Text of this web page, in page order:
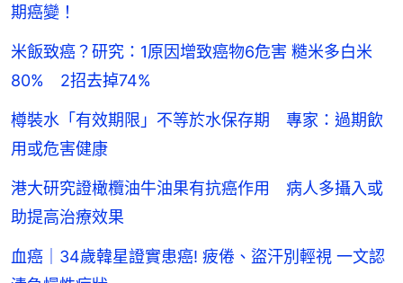
期癌變！
米飯致癌？研究：1原因增致癌物6危害 糙米多白米
80% 2招去掉74%
樽裝水「有效期限」不等於水保存期 專家：過期飲
用或危害健康
港大研究證橄欖油牛油果有抗癌作用 病人多攝入或
助提高治療效果
血癌｜34歲韓星證實患癌! 疲倦、盜汗別輕視 一文認